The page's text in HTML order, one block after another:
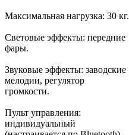
Максимальная нагрузка: 30 кг.
Световые эффекты: передние
фары.
Звуковые эффекты: заводские
мелодии, регулятор
громкости.
Пульт управления:
индивидуальный